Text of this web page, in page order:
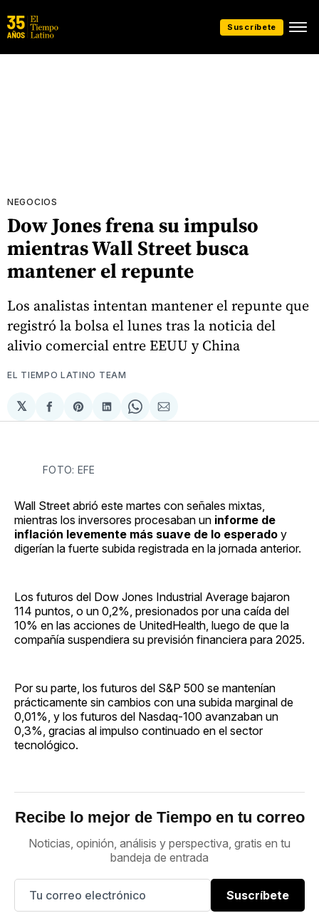
Suscríbete
NEGOCIOS
Dow Jones frena su impulso
mientras Wall Street busca
mantener el repunte
Los analistas intentan mantener el repunte que
registró la bolsa el lunes tras la noticia del
alivio comercial entre EEUU y China
EL TIEMPO LATINO TEAM
𝕏
Compartir
en
Share
on
Compartir
en
Share
on
Compartir
via
FOTO: EFE
Wall Street abrió este martes con señales mixtas,
mientras los inversores procesaban un informe de
inflación levemente más suave de lo esperado y
digerían la fuerte subida registrada en la jornada anterior.
Los futuros del Dow Jones Industrial Average bajaron
114 puntos, o un 0,2%, presionados por una caída del
10% en las acciones de UnitedHealth, luego de que la
compañía suspendiera su previsión financiera para 2025.
Por su parte, los futuros del S&P 500 se mantenían
prácticamente sin cambios con una subida marginal de
0,01%, y los futuros del Nasdaq-100 avanzaban un
0,3%, gracias al impulso continuado en el sector
tecnológico.
Recibe lo mejor de Tiempo en tu correo
Noticias, opinión, análisis y perspectiva, gratis en tu
bandeja de entrada
Suscríbete